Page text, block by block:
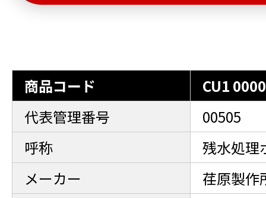
商品コード
CU1
代表管理番号
00505
呼称
残水処理
メーカー
荏原製作